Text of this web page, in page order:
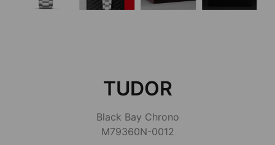
TUDOR
Black Bay Chrono
M79360N-0012